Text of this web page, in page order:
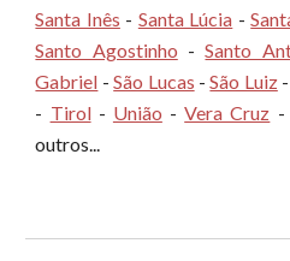
Santa Inês - Santa Lúcia -
Santo Agostinho -Santo
Gabriel -São Lucas -São Luiz-
- Tirol- União -Vera Cruz -
outros...